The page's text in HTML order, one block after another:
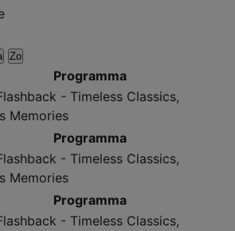
Zo
Programma
- Timeless Classics,
Memories
Programma
- Timeless Classics,
Memories
Programma
- Timeless Classics,